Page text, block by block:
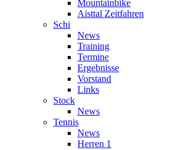
Mountainbike
Aisttal Zeitfahren
Schi
News
Training
Termine
Ergebnisse
Vorstand
Links
Stock
News
Tennis
News
Herren 1